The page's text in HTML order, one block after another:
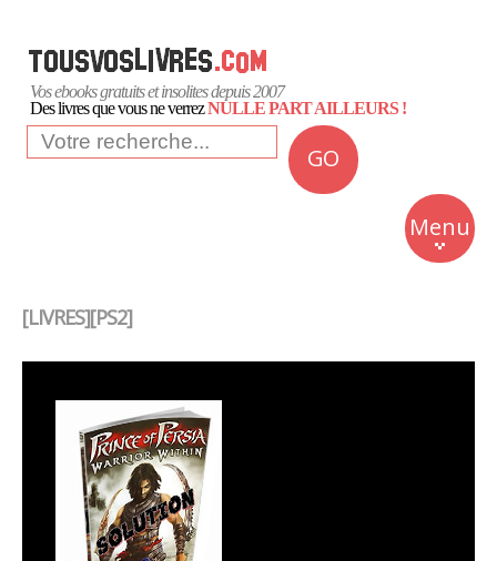
Vos ebooks gratuits et insolites depuis 2007
Des livres que vous ne verrezNULLE PART AILLEURS !
GO
Menu
Insolite
Business
[LIVRES][PS2]